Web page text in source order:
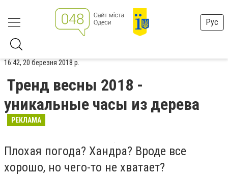
Рус
16:42, 20 березня 2018 р.
Тренд весны 2018 -
уникальные часы из дерева
РЕКЛАМА
Плохая погода? Хандра? Вроде все
хорошо, но чего-то не хватает?